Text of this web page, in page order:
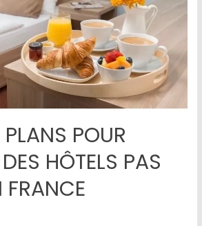
POUR
HÔTELS PAS
FRANCE